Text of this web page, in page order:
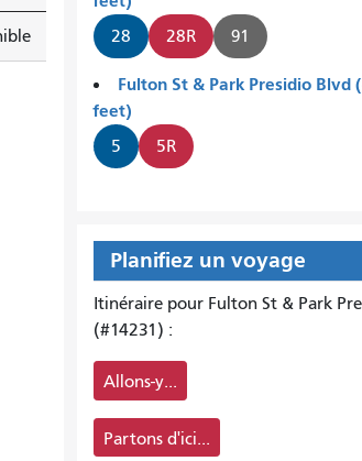
28 28R 91
Fulton St & Park Presidio Blvd
feet)
5 5R
Planifiez un voyage
Itinéraire pour Fulton St & Park
(#14231) :
Allons-y...
Partons d'ici...